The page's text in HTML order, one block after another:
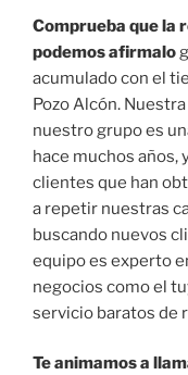
Comprueba que la
podemos afirmalo
acumulado con el
Pozo Alcón.
nuestro grupo es
hace muchos
clientes que han
a repetir nuestras
buscando nuevos
equipo es experto
negocios como el
servicio baratos de
Te animamos a